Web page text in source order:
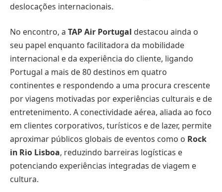
deslocações internacionais.
No encontro, a TAPAir Portugal destacou ainda o
seu papel enquanto facilitadora da mobilidade
internacional e da experiência do cliente, ligando
Portugal a mais de 80 destinos em quatro
continentes e respondendo a uma procura crescente
por viagens motivadas por experiências culturais e de
entretenimento. A conectividade aérea, aliada ao foco
em clientes corporativos, turísticos e de lazer, permite
aproximar públicos globais de eventos como o Rock
in Rio Lisboa, reduzindo barreiras logísticas e
potenciando experiências integradas de viagem e
cultura.